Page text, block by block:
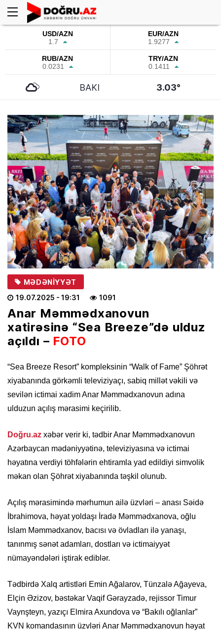
USD/AZN
1.7
EUR/AZN
1.9277
RUB/AZN
0.0231
TRY/AZN
0.1411
BAKI 3.03°
MƏDƏNIYYƏT
19.07.2025 - 19:31 1091
Anar Məmmədxanovun
xatirəsinə “Sea Breeze”də ulduz
açıldı – FOTO
“Sea Breeze Resort” kompleksinin “Walk of Fame” Şöhrət
xiyabanında görkəmli televiziyaçı, sabiq millət vəkili və
sevilən ictimai xadim Anar Məmmədxanovun adına
ulduzun açılış mərasimi keçirilib.
Doğru.az xəbər verir ki, tədbir Anar Məmmədxanovun
Azərbaycan mədəniyyətinə, televiziyasına və ictimai
həyatına verdiyi töhfələrin ehtiramla yad edildiyi simvolik
məkan olan Şöhrət xiyabanında təşkil olunub.
Açılış mərasimində mərhumun ailə üzvləri – anası Səidə
İbrahimova, həyat yoldaşı İradə Məmmədxanova, oğlu
İslam Məmmədxanov, bacısı və övladları ilə yanaşı,
tanınmış sənət adamları, dostları və ictimaiyyət
nümayəndələri iştirak ediblər.
Tədbirdə Xalq artistləri Emin Ağalarov, Tünzalə Ağayeva,
Elçin Əzizov, bəstəkar Vaqif Gərayzadə, rejissor Timur
Vaynşteyn, yazıçı Elmira Axundova və “Bakılı oğlanlar”
KVN komandasının üzvləri Anar Məmmədxanovun həyat